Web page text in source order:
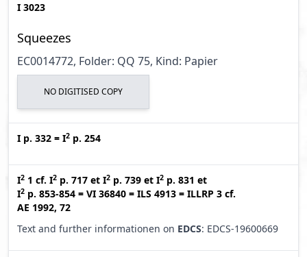
I 3023
Squeezes
EC0014772, Folder: QQ 75, Kind: Papier
NO DIGITISED COPY
I p. 332 = I2 p. 254
I2 1 cf. I2 p. 717 et I2 p. 739 et I2 p. 831 et
I2 p. 853-854 = VI 36840 = ILS 4913 = ILLRP 3 cf.
AE 1992, 72
Text and further informationen on EDCS: EDCS-19600669